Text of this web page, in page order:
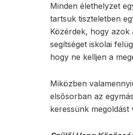
Minden élethelyzet
tartsuk tiszteletben
Közérdek, hogy azok
segítséget iskolai
hogy ne kelljen a
Miközben
elsősorban az
keressünk megoldást